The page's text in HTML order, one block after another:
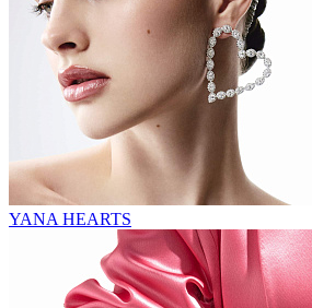
YANA HEARTS